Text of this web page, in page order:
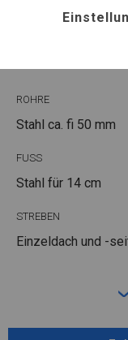
KONSTRUKTION
ROHRE
Stahl ca. fi 50 mm
FUSS
Stahl für 14 cm
STREBEN
Einzeldach und -